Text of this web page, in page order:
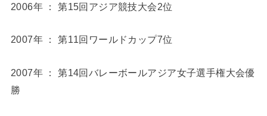
2006年 ： 第15回アジア競技大会2位
2007年 ： 第11回ワールドカップ7位
2007年 ： 第14回バレーボールアジア女子選手権大会優
勝